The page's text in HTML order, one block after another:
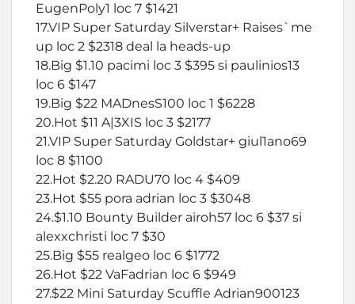
EugenPoly1 loc 7 $1421
17.VIP Super Saturday Silverstar+ Raises`me
up loc 2 $2318 deal la heads-up
18.Big $1.10 pacimi loc 3 $395 si paulinios13
loc 6 $147
19.Big $22 MADnesS100 loc 1 $6228
20.Hot $11 A|3XIS loc 3 $2177
21.VIP Super Saturday Goldstar+ giul1ano69
loc 8 $1100
22.Hot $2.20 RADU70 loc 4 $409
23.Hot $55 pora adrian loc 3 $3048
24.$1.10 Bounty Builder airoh57 loc 6 $37 si
alexxchristi loc 7 $30
25.Big $55 realgeo loc 6 $1772
26.Hot $22 VaFadrian loc 6 $949
27.$22 Mini Saturday Scuffle Adrian900123